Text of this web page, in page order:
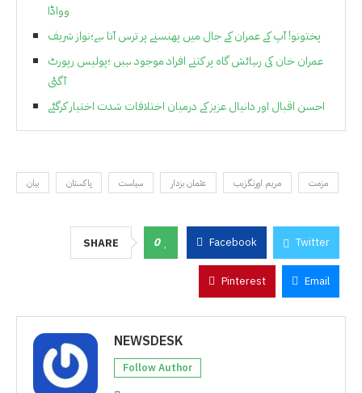
وواڈا
پختونو! آپ کے عمران کے جال میں پھنسنے پر ترس آتا ہے؛نواز شریف
عمران خان کی رہائش گاہ پر کتنے افراد موجود ہیں ؛پولیس رپورٹ
آگئی
احسن اقبال اور دانیال عزیز کے درمیان اختلافات شدت اختیار کرگئے
بیان پاکستان سیاست عثمان بزدار مریم اورنگزیب مزمت
SHARE 0 Facebook Twitter
Pinterest Email
NEWSDESK
Follow Author